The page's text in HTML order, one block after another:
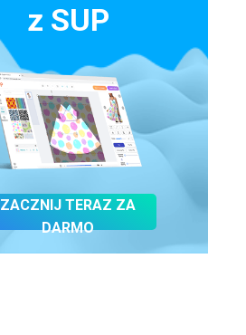
z SUP
ZACZNIJ TERAZ ZA
DARMO